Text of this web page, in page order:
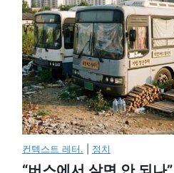
컨텍스트 레터. 정치